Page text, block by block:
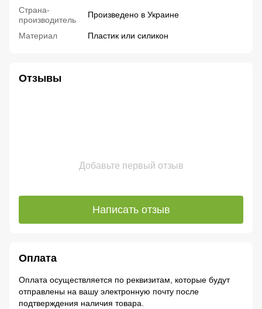
Страна-
производитель
Произведено в Украине
Материал Пластик или силикон
Отзывы
Добавьте первый отзыв
Написать отзыв
Оплата
Оплата осуществляется по реквизитам, которые будут
отправлены на вашу электронную почту после
подтверждения наличия товара.